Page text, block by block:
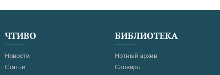
ЧТИВО
Новости
Статьи
БИБЛИОТЕКА
Нотный архив
Словарь